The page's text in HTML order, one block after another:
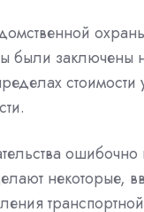
были заключены
ошибочно
некоторые,